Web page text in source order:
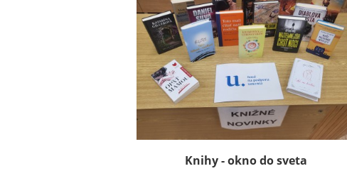
Knihy - okno do sveta